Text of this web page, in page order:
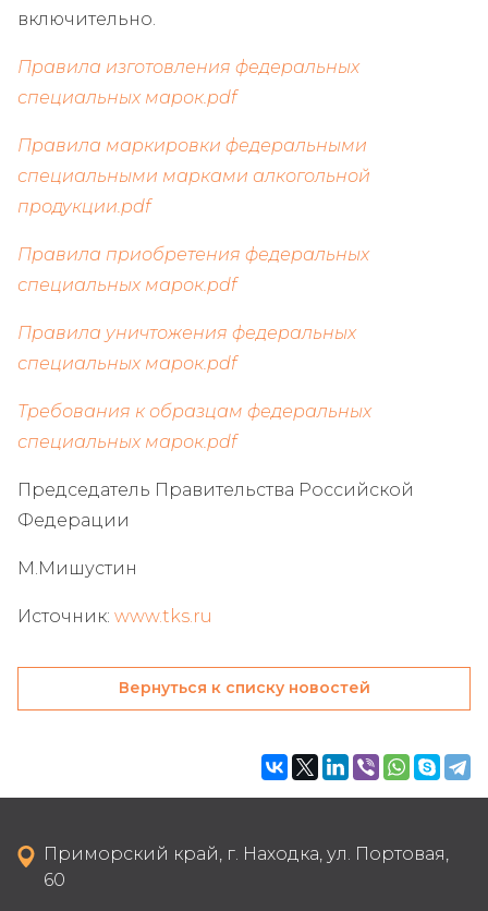
включительно.
Правила изготовления федеральных
специальных марок.pdf
Правила маркировки федеральными
специальными марками алкогольной
продукции.pdf
Правила приобретения федеральных
специальных марок.pdf
Правила уничтожения федеральных
специальных марок.pdf
Требования к образцам федеральных
специальных марок.pdf
Председатель Правительства Российской
Федерации
М.Мишустин
Источник: www.tks.ru
Вернуться к списку новостей
Приморский край, г. Находка, ул. Портовая,
60